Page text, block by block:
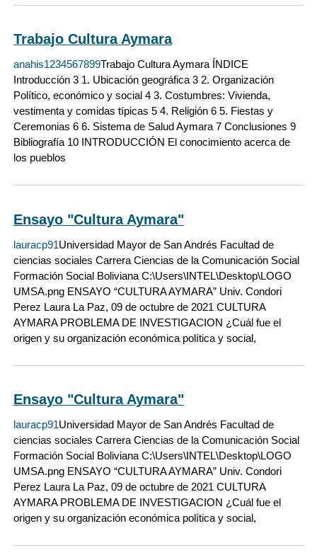
Trabajo Cultura Aymara
anahis1234567899Trabajo Cultura Aymara ÍNDICE
Introducción 3 1. Ubicación geográfica 3 2. Organización
Político, económico y social 4 3. Costumbres: Vivienda,
vestimenta y comidas típicas 5 4. Religión 6 5. Fiestas y
Ceremonias 6 6. Sistema de Salud Aymara 7 Conclusiones 9
Bibliografía 10 INTRODUCCIÓN El conocimiento acerca de
los pueblos
Ensayo "Cultura Aymara"
lauracp91Universidad Mayor de San Andrés Facultad de
ciencias sociales Carrera Ciencias de la Comunicación Social
Formación Social Boliviana C:\Users\INTEL\Desktop\LOGO
UMSA.png ENSAYO “CULTURA AYMARA” Univ. Condori
Perez Laura La Paz, 09 de octubre de 2021 CULTURA
AYMARA PROBLEMA DE INVESTIGACION ¿Cuál fue el
origen y su organización económica política y social,
Ensayo "Cultura Aymara"
lauracp91Universidad Mayor de San Andrés Facultad de
ciencias sociales Carrera Ciencias de la Comunicación Social
Formación Social Boliviana C:\Users\INTEL\Desktop\LOGO
UMSA.png ENSAYO “CULTURA AYMARA” Univ. Condori
Perez Laura La Paz, 09 de octubre de 2021 CULTURA
AYMARA PROBLEMA DE INVESTIGACION ¿Cuál fue el
origen y su organización económica política y social,